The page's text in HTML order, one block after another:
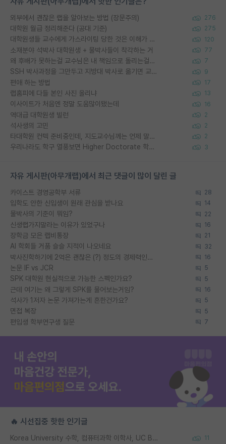
외부에서 괜찮은 랩을 알아보는 방법 (장문주의) 276
대학원 월급 정리해준다 (공대 기준) 275
대학원생들 교수에게 가스라이팅 당한 것은 이해가 갑니다. 안타깝네요. 120
소재분야 석박사 대학원생 + 물박사들이 착각하는 거 77
왜 후배가 못하는걸 교수님은 내 책임으로 돌리는걸까요? 7
SSH 박사과정을 그만두고 지방대 박사로 옮기면 교수의 꿈은 끝일까요? 9
편애 하는 방법 17
랩홈피에 다들 본인 사진 올리냐 13
이사이트가 처음엔 정말 도움많이됐는데 16
역대급 대학원생 빌런 2
석사생의 고민 2
타대학원 컨텍 준비중인데, 지도교수님께는 언제 말씀드려야 할까요? 2
우리나라도 학구 열풍보면 Higher Doctorate 학위가 필요하다고 봅니다. 3
자유 게시판(아무개랩)에서 최근 댓글이 많이 달린 글
카이스트 경영공학부 서류 28
입학도 안한 신입생이 원래 관심을 받나요 14
물박사의 기준이 뭐임? 22
신생랩가지말라는 이유가 있었구나 16
장학금 모은 랩비통장 21
AI 학회들 거품 슬슬 지적이 나오네요 32
박사진학하기에 2억은 괜찮은 (?) 정도의 경제력인가요 16
논문 IF vs JCR 5
SPK 대학원 현실적으로 가능한 스펙인가요? 5
근데 여기는 왜 그렇게 SPK를 물어보는거임? 16
석사가 1저자 논문 가져가는게 흔한건가요? 5
면접 복장 5
편입생 학부연구생 질문 7
🔥 시선집중 핫한 인기글
Korea University 수학, 컴퓨터과학 이학사, UC Berkeley 산업공학 대학원 공학박사가 되는 것은 쉽지 않겠죠? 11